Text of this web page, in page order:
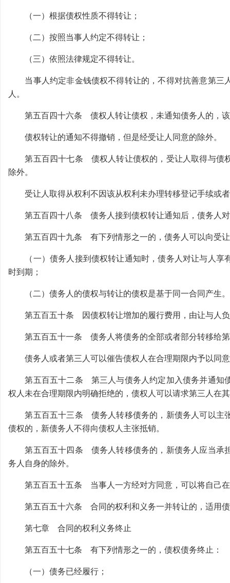
（一）根据债权性质不得转让；
（二）按照当事人约定不得转让；
（三）依照法律规定不得转让。
当事人约定非金钱债权不得转让的，不得对抗善意第三
人。
第五百四十六条 债权人转让债权，未通知债务人的，该
债权转让的通知不得撤销，但是经受让人同意的除外。
第五百四十七条 债权人转让债权的，受让人取得与债权
除外。
受让人取得从权利不因该从权利未办理转移登记手续或者
第五百四十八条 债务人接到债权转让通知后，债务人对
第五百四十九条 有下列情形之一的，债务人可以向受让
（一）债务人接到债权转让通知时，债务人对让与人享
时到期；
（二）债务人的债权与转让的债权是基于同一合同产生。
第五百五十条 因债权转让增加的履行费用，由让与人
第五百五十一条 债务人将债务的全部或者部分转移给第
债务人或者第三人可以催告债权人在合理期限内予以同意
第五百五十二条 第三人与债务人约定加入债务并通知债
权人未在合理期限内明确拒绝的，债权人可以请求第三人在
第五百五十三条 债务人转移债务的，新债务人可以主张
债权的，新债务人不得向债权人主张抵销。
第五百五十四条 债务人转移债务的，新债务人应当承担
务人自身的除外。
第五百五十五条 当事人一方经对方同意，可以将自己在
第五百五十六条 合同的权利和义务一并转让的，适用债
第七章 合同的权利义务终止
第五百五十七条 有下列情形之一的，债权债务终止：
（一）债务已经履行；